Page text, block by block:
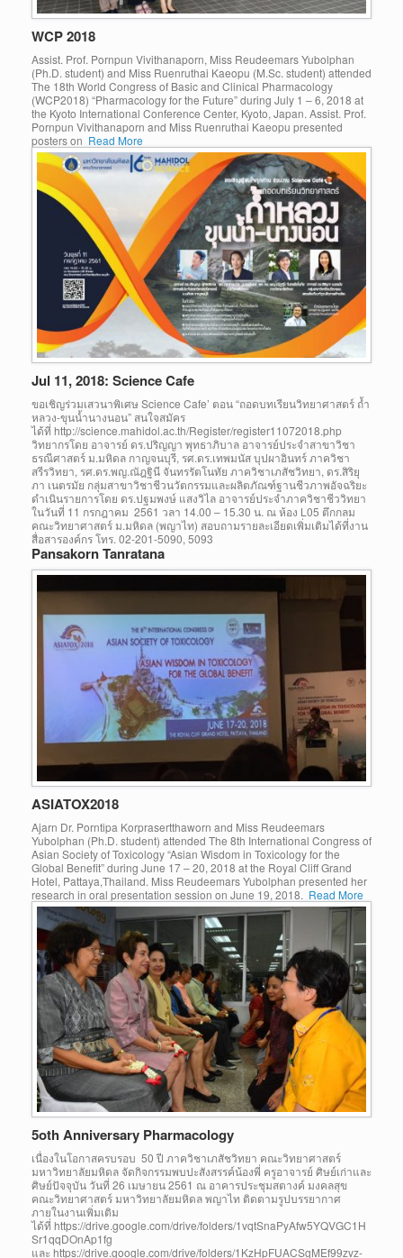
WCP 2018
Assist. Prof. Pornpun Vivithanaporn, Miss Reudeemars Yubolphan
(Ph.D. student) and Miss Ruenruthai Kaeopu (M.Sc. student) attended
The 18th World Congress of Basic and Clinical Pharmacology
(WCP2018) “Pharmacology for the Future” during July 1 – 6, 2018 at
the Kyoto International Conference Center, Kyoto, Japan. Assist. Prof.
Pornpun Vivithanaporn and Miss Ruenruthai Kaeopu presented
posters on Read More
Jul 11, 2018: Science Cafe
ขอเชิญร่วมเสวนาพิเศษ Science Cafe’ ตอน “ถอดบทเรียนวิทยาศาสตร์ ถ้ำ
หลวง-ขุนน้ำนางนอน” สนใจสมัคร
ได้ที่ http://science.mahidol.ac.th/Register/register11072018.php
วิทยากรโดย อาจารย์ ดร.ปริญญา พุทธาภิบาล อาจารย์ประจำสาขาวิชา
ธรณีศาสตร์ ม.มหิดล กาญจนบุรี, รศ.ดร.เทพมนัส บุปผาอินทร์ ภาควิชา
สรีรวิทยา, รศ.ดร.พญ.ณัฎฐินี จันทรรัตโนทัย ภาควิชาเภสัชวิทยา, ดร.สิริยุ
ภา เนตรมัย กลุ่มสาขาวิชาชีวนวัตกรรมและผลิตภัณฑ์ฐานชีวภาพอัจฉริยะ
ดำเนินรายการโดย ดร.ปฐมพงษ์ แสงวิไล อาจารย์ประจำภาควิชาชีววิทยา
ในวันที่ 11 กรกฎาคม 2561 วลา 14.00 – 15.30 น. ณ ห้อง L05 ตึกกลม
คณะวิทยาศาสตร์ ม.มหิดล (พญาไท) สอบถามรายละเอียดเพิ่มเติมได้ที่งาน
สื่อสารองค์กร โทร. 02-201-5090, 5093
Pansakorn Tanratana
ASIATOX2018
Ajarn Dr. Porntipa Korprasertthaworn and Miss Reudeemars
Yubolphan (Ph.D. student) attended The 8th International Congress of
Asian Society of Toxicology “Asian Wisdom in Toxicology for the
Global Benefit” during June 17 – 20, 2018 at the Royal Cliff Grand
Hotel, Pattaya,Thailand. Miss Reudeemars Yubolphan presented her
research in oral presentation session on June 19, 2018. Read More
5oth Anniversary Pharmacology
เนื่องในโอกาสครบรอบ 50 ปี ภาควิชาเภสัชวิทยา คณะวิทยาศาสตร์
มหาวิทยาลัยมหิดล จัดกิจกรรมพบปะสังสรรค์น้องพี่ ครูอาจารย์ ศิษย์เก่าและ
ศิษย์ปัจจุบัน วันที่ 26 เมษายน 2561 ณ อาคารประชุมสตางค์ มงคลสุข
คณะวิทยาศาสตร์ มหาวิทยาลัยมหิดล พญาไท ติดตามรูปบรรยากาศ
ภายในงานเพิ่มเติม
ได้ที่ https://drive.google.com/drive/folders/1vqtSnaPyAfw5YQVGC1H
Sr1qqDOnAp1fg
และ https://drive.google.com/drive/folders/1KzHpFUACSgMEf99zvz-